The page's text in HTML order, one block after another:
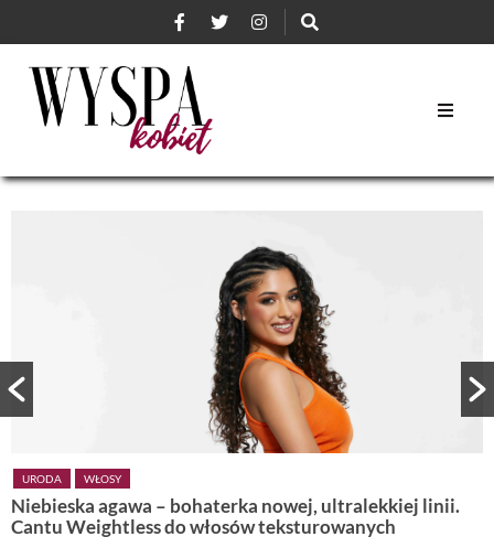
URODA WŁOSY
Niebieska agawa – bohaterka nowej, ultralekkiej linii.
Cantu Weightless do włosów teksturowanych